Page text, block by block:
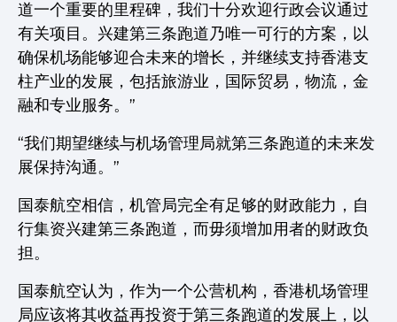
道一个重要的里程碑，我们十分欢迎行政会议通过
有关项目。兴建第三条跑道乃唯一可行的方案，以
确保机场能够迎合未来的增长，并继续支持香港支
柱产业的发展，包括旅游业，国际贸易，物流，金
融和专业服务。”
“我们期望继续与机场管理局就第三条跑道的未来发
展保持沟通。”
国泰航空相信，机管局完全有足够的财政能力，自
行集资兴建第三条跑道，而毋须增加用者的财政负
担。
国泰航空认为，作为一个公营机构，香港机场管理
局应该将其收益再投资于第三条跑道的发展上，以